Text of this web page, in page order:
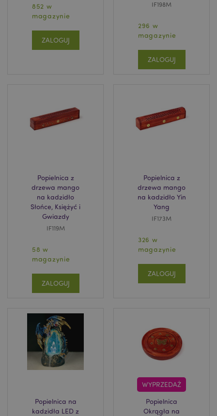
852 w
magazynie
ZALOGUJ
IF198M
296 w
magazynie
ZALOGUJ
Popielnica z
drzewa mango
na kadzidło
Słońce, Księżyć i
Gwiazdy
IF119M
58 w
magazynie
ZALOGUJ
Popielnica z
drzewa mango
na kadzidło Yin
Yang
IF173M
326 w
magazynie
ZALOGUJ
Popielnica na
kadzidła LED z
WYPRZEDAŻ
Popielnica
Okrągła na